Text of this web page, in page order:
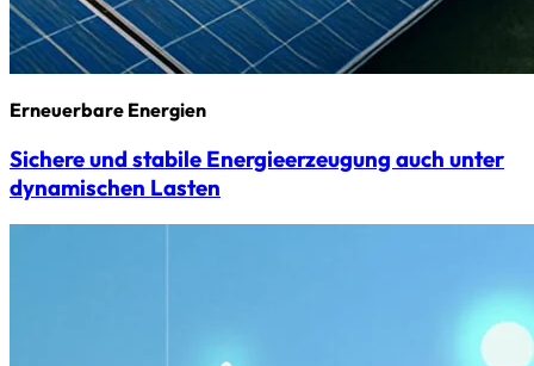
Erneuerbare Energien
Sichere und stabile Energieerzeugung auch unter
dynamischen Lasten